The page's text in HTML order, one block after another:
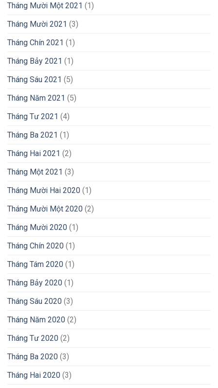
Tháng Mười Một 2021 (1)
Tháng Mười 2021 (3)
Tháng Chín 2021 (1)
Tháng Bảy 2021 (1)
Tháng Sáu 2021 (5)
Tháng Năm 2021 (5)
Tháng Tư 2021 (4)
Tháng Ba 2021 (1)
Tháng Hai 2021 (2)
Tháng Một 2021 (3)
Tháng Mười Hai 2020 (1)
Tháng Mười Một 2020 (2)
Tháng Mười 2020 (1)
Tháng Chín 2020 (1)
Tháng Tám 2020 (1)
Tháng Bảy 2020 (1)
Tháng Sáu 2020 (3)
Tháng Năm 2020 (2)
Tháng Tư 2020 (2)
Tháng Ba 2020 (3)
Tháng Hai 2020 (3)